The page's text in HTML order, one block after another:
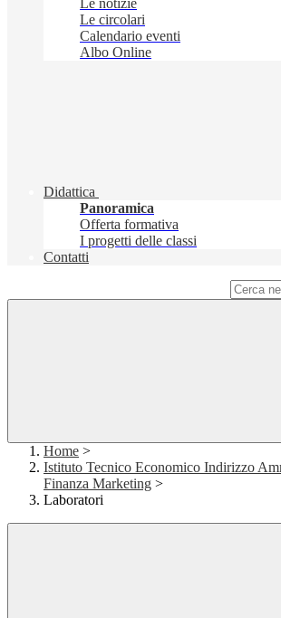
Le notizie
Le circolari
Calendario eventi
Albo Online
Didattica
Panoramica
Offerta formativa
I progetti delle classi
Contatti
Home >
Istituto Tecnico Economico Indirizzo
Finanza Marketing >
Laboratori